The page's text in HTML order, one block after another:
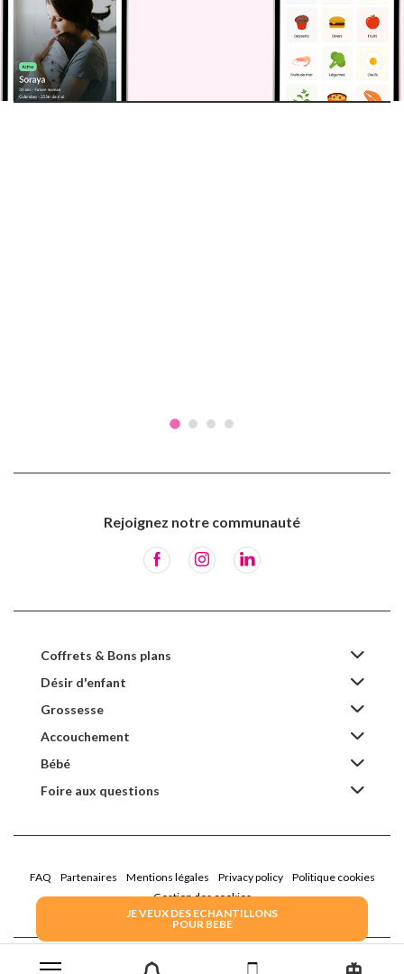
JE VEUX DES ECHANTILLONS
POUR BEBE
Rejoignez notre communauté
Coffrets & Bons plans
Désir d'enfant
Grossesse
Accouchement
Bébé
Foire aux questions
FAQ Partenaires Mentions légales Privacy policy
Politique cookies
Gestion des cookies